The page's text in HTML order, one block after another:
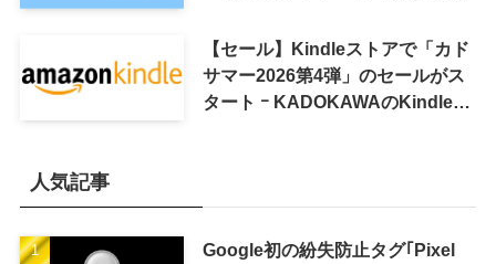
【セール】Kindleストアで「カド
サマー2026第4弾」のセールがス
タート ｰ KADOKAWAのKindle本
人気記事
Google初の紛失防止タグ｢Pixel